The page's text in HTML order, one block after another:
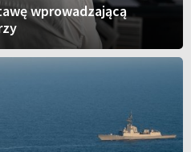
wprowadzającą